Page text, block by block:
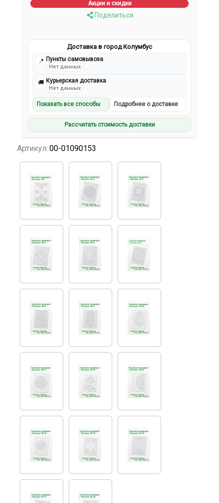
Акции и скидки
Поделиться
Доставка в город Колумбус
📍 Пункты самовывоза
Нет данных
🚚 Курьерская доставка
Нет данных
Показать все способы Подробнее о доставке
Рассчитать стоимость доставки
Артикул: 00-01090153